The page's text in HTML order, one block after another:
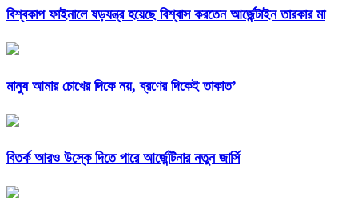
বিশ্বকাপ ফাইনালে ষড়যন্ত্র হয়েছে বিশ্বাস করতেন আর্জেন্টাইন তারকার মা
মানুষ আমার চোখের দিকে নয়, ব্রণের দিকেই তাকাত’
বিতর্ক আরও উস্কে দিতে পারে আর্জেন্টিনার নতুন জার্সি